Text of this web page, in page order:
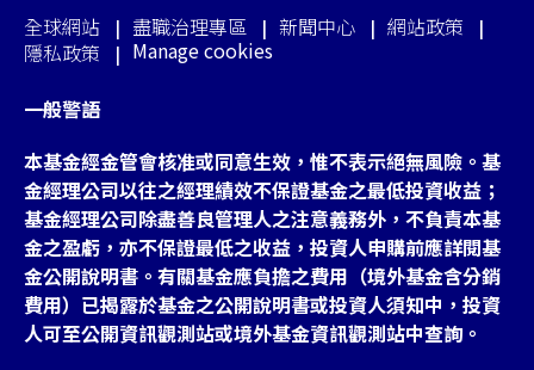
全球網站 盡職治理專區 新聞中心
網站政策
隱私政策
Manage cookies
一般警語
本基金經金管會核准或同意生效，惟不表示絕無風險。基
金經理公司以往之經理績效不保證基金之最低投資收益；
基金經理公司除盡善良管理人之注意義務外，不負責本基
金之盈虧，亦不保證最低之收益，投資人申購前應詳閱基
金公開說明書。有關基金應負擔之費用（境外基金含分銷
費用）已揭露於基金之公開說明書或投資人須知中，投資
人可至公開資訊觀測站或境外基金資訊觀測站中查詢。